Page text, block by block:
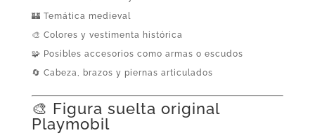
🏰 Temática medieval
🎨 Colores y vestimenta histórica
🧩 Posibles accesorios como armas o escudos
🔄 Cabeza, brazos y piernas articulados
🎨 Figura suelta original
Playmobil